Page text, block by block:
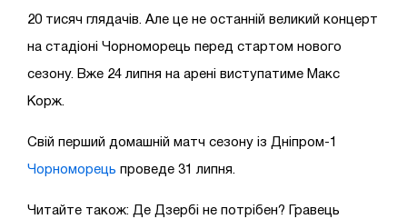
20 тисяч глядачів. Але це не останній великий концерт
на стадіоні Чорноморець перед стартом нового
сезону. Вже 24 липня на арені виступатиме Макс
Корж.
Свій перший домашній матч сезону із Дніпром-1
Чорноморець проведе 31 липня.
Читайте також: Де Дзербі не потрібен? Гравець